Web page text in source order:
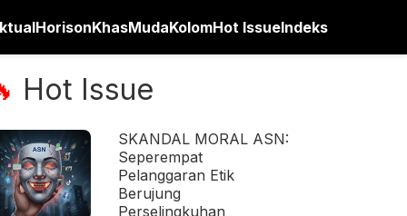
HorisonKhasMudaKolomHot IssueIndeks
Hot Issue
SKANDAL MORAL ASN:
Seperempat
Pelanggaran Etik
Berujung
Perselingkuhan